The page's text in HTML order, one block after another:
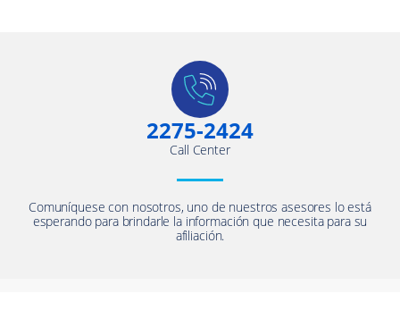
2275-2424
Call Center
Comuníquese con nosotros, uno de nuestros asesores lo está
esperando para brindarle la información que necesita para su
afiliación.